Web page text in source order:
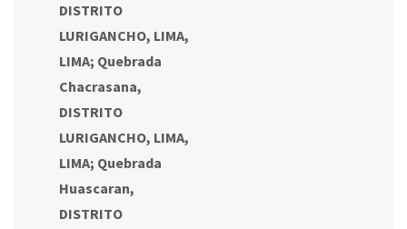
DISTRITO
LURIGANCHO, LIMA,
LIMA; Quebrada
Chacrasana,
DISTRITO
LURIGANCHO, LIMA,
LIMA; Quebrada
Huascaran,
DISTRITO